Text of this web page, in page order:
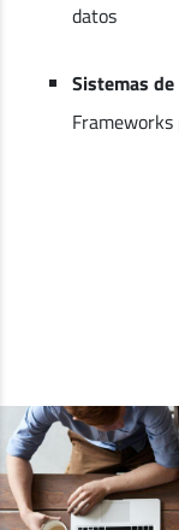
datos
Sistemas
Frameworks